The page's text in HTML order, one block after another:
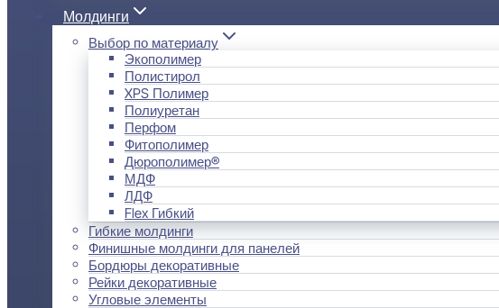
Молдинги
Выбор по материалу
Экополимер
Полистирол
XPS Полимер
Полиуретан
Перфом
Фитополимер
Дюрополимер®
МДФ
ЛДФ
Flex Гибкий
Гибкие молдинги
Финишные молдинги для панелей
Бордюры декоративные
Рейки декоративные
Угловые элементы